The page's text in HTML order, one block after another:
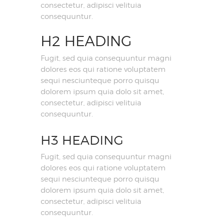
consectetur, adipisci velituia
consequuntur.
H2 HEADING
Fugit, sed quia consequuntur magni
dolores eos qui ratione voluptatem
sequi nesciunteque porro quisqu
dolorem ipsum quia dolo sit amet,
consectetur, adipisci velituia
consequuntur.
H3 HEADING
Fugit, sed quia consequuntur magni
dolores eos qui ratione voluptatem
sequi nesciunteque porro quisqu
dolorem ipsum quia dolo sit amet,
consectetur, adipisci velituia
consequuntur.